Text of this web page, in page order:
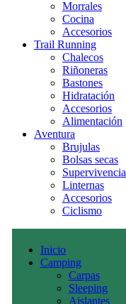
Morrales
Cocina
Accesorios
Trail Running
Chalecos
Riñoneras
Bastones
Hidratación
Accesorios
Alimentación
Aventura
Brujulas
Bolsas secas
Supervivencia
Linternas
Accesorios
Ciclismo
Inicio
Camping
Carpas
Sleeping
Aislantes